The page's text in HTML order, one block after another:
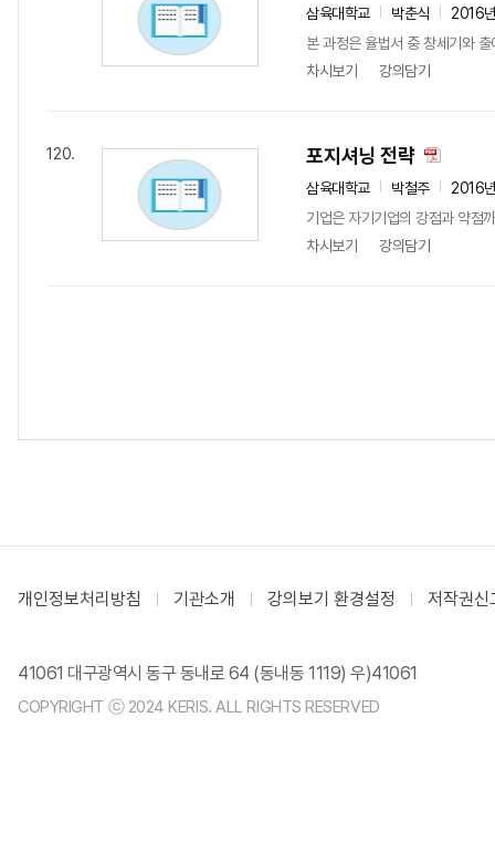
삼육대학교 박춘식
2016
본 과정은 율법서 중 창세기와
차시보기
강의담기
120. 포지셔닝 전략
삼육대학교 박철주
2016
기업은 자기기업의 강점과 약점
차시보기
강의담기
개인정보처리방침 기관소개 강의보기 환경설정 저작권신
41061 대구광역시 동구 동내로 64 (동내동 1119) 우)41061
COPYRIGHT ⓒ 2024 KERIS. ALL RIGHTS RESERVED